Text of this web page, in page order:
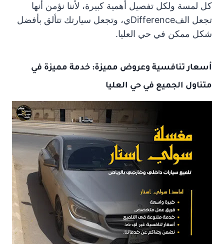
كل لمسة ولكل تفصيل أهمية كبيرة، لأننا نؤمن أنها
تجعل الفDifferenceي، وتجعل سيارتك تتألق بأفضل
شكل ممكن في حي العليا.
أسعار تنافسية وعروض مميزة: خدمة مميزة في
متناول الجميع في حي العليا